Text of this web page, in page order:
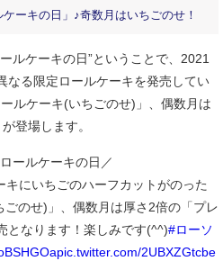
ーキの日」♪奇数月はいちごのせ！
ルケーキの日”ということで、2021
なる限定ロールケーキを発売してい
ルケーキ(いちごのせ)」、偶数月は
登場します。
ールケーキの日／
にいちごのハーフカットがのった
ごのせ)」、偶数月は厚さ2倍の「プレ
となります！楽しみです(^^)#ローソ
pic.twitter.com/2UBXZGtcbe